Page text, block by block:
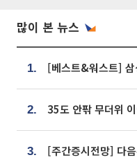
많이 본 뉴스
1.
2.
3.